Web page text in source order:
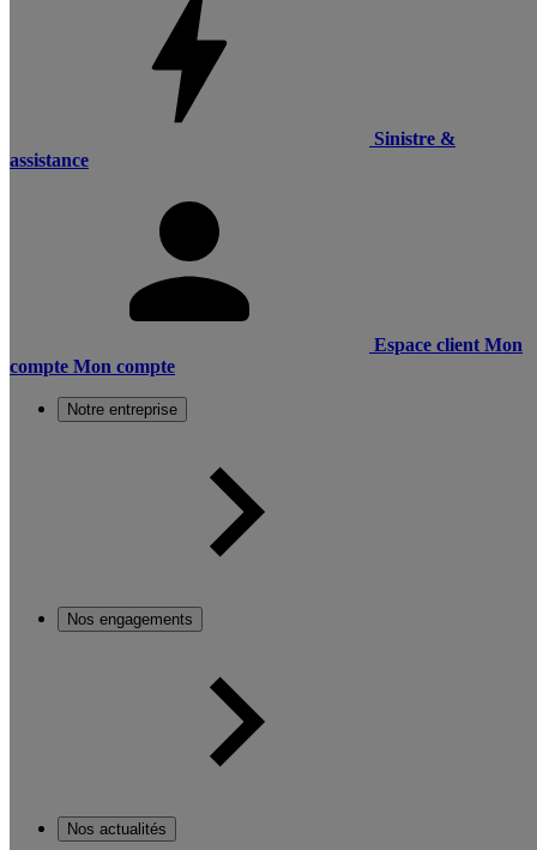
Sinistre &
assistance
Espace client Mon
compte Mon compte
Notre entreprise
Nos engagements
Nos actualités